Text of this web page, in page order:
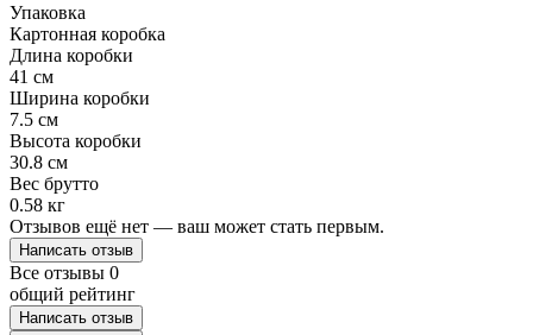
Упаковка
Картонная коробка
Длина коробки
41 см
Ширина коробки
7.5 см
Высота коробки
30.8 см
Вес брутто
0.58 кг
Отзывов ещё нет — ваш может стать первым.
Написать отзыв
Все отзывы 0
общий рейтинг
Написать отзыв